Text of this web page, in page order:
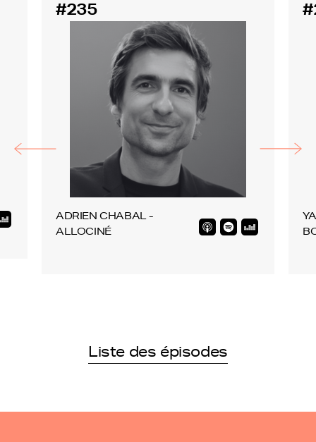
#235
ADRIEN CHABAL -
ALLOCINÉ
Liste des épisodes